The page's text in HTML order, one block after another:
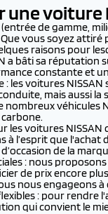
voiture
de gamme,
vous soyez
raisons pour
a bâti sa réputation
constante et
les voitures
mais aussi la
nombreux véhicules
les voitures
à l’esprit que
de la
: nous
de prix encore
nous engageons
: pour rendre
qui convient le